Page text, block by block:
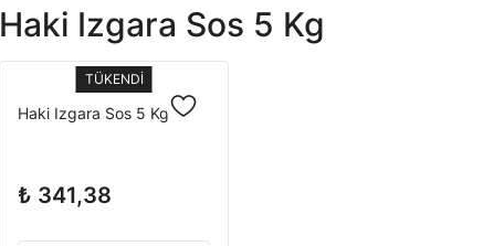
Haki Izgara Sos 5 Kg
TÜKENDİ
Haki Izgara Sos 5 Kg
₺ 341,38